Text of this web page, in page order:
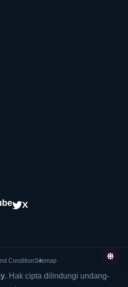
X
ConditionSitemap
. Hak cipta dilindungi undang-